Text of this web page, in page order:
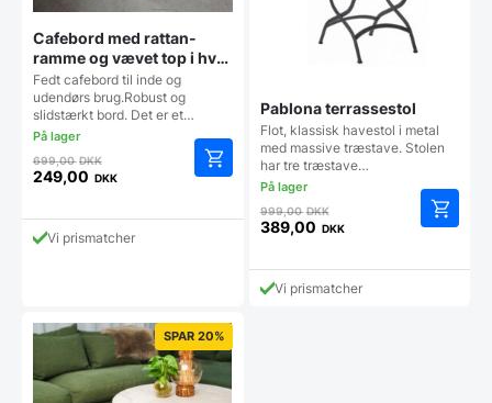
Cafebord med rattan-
ramme og vævet top i hvid
og blå
Fedt cafebord til inde og
udendørs brug.Robust og
slidstærkt bord. Det er et…
699,00DKKDen
oprindelige
var:
699,00 DKK.
249,00 DKK
aktuelle
prisVi prismatcher
Pablona terrassestol
Flot, klassisk havestol i metal
med massive træstave. Stolen
har tre træstave…
999,00DKKDen
oprindelige
var:
999,00 DKK.
389,00 DKK
aktuelle
prisVi prismatcher
SPAR 20%